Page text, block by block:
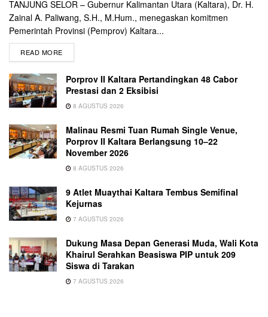
TANJUNG SELOR – Gubernur Kalimantan Utara (Kaltara), Dr. H.
Zainal A. Paliwang, S.H., M.Hum., menegaskan komitmen
Pemerintah Provinsi (Pemprov) Kaltara...
READ MORE
Porprov II Kaltara Pertandingkan 48 Cabor
Prestasi dan 2 Eksibisi
8 AGUSTUS 2026
Malinau Resmi Tuan Rumah Single Venue,
Porprov II Kaltara Berlangsung 10–22
November 2026
8 AGUSTUS 2026
9 Atlet Muaythai Kaltara Tembus Semifinal
Kejurnas
7 AGUSTUS 2026
Dukung Masa Depan Generasi Muda, Wali Kota
Khairul Serahkan Beasiswa PIP untuk 209
Siswa di Tarakan
7 AGUSTUS 2026